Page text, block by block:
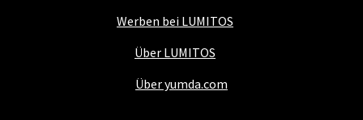
Werben bei LUMITOS
Über LUMITOS
Über yumda.com